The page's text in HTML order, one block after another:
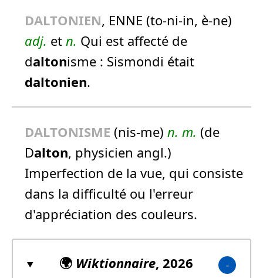
DALTONIEN, ENNE (to-ni-in, è-ne)
adj. et n. Qui est affecté de
daltonisme : Sismondi était
daltonien.
DALTONISME (nis-me) n. m. (de
Dalton, physicien angl.)
Imperfection de la vue, qui consiste
dans la difficulté ou l'erreur
d'appréciation des couleurs.
🌍 Wiktionnaire, 2026